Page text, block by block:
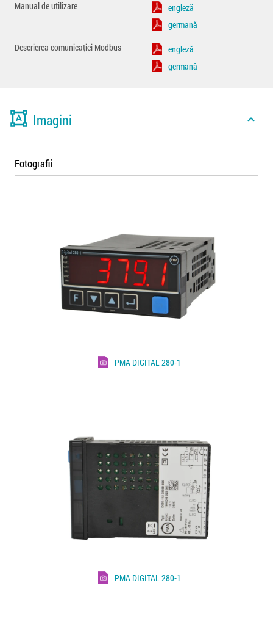
Manual de utilizare
engleză
germană
Descrierea comunicației Modbus
engleză
germană
format_shapes Imagini expand_less
Fotografii
PMA DIGITAL 280-1
PMA DIGITAL 280-1